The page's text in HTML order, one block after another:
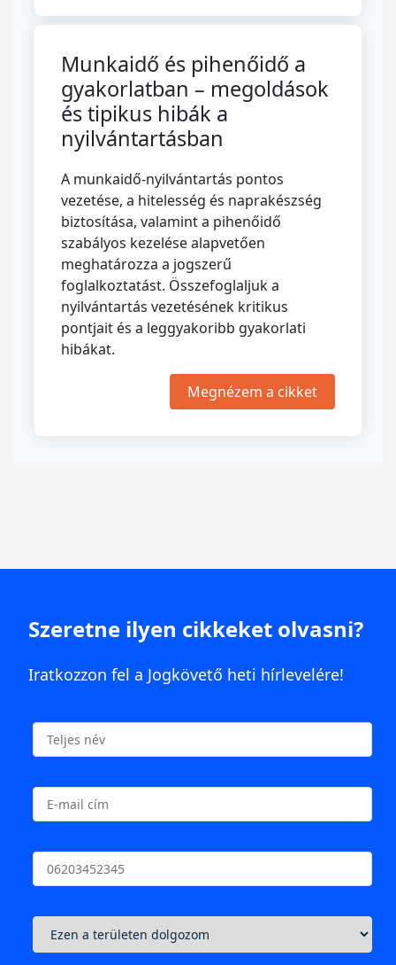
Munkaidő és pihenőidő a
gyakorlatban – megoldások
és tipikus hibák a
nyilvántartásban
A munkaidő-nyilvántartás pontos
vezetése, a hitelesség és naprakészség
biztosítása, valamint a pihenőidő
szabályos kezelése alapvetően
meghatározza a jogszerű
foglalkoztatást. Összefoglaljuk a
nyilvántartás vezetésének kritikus
pontjait és a leggyakoribb gyakorlati
hibákat.
Megnézem a cikket
Szeretne ilyen cikkeket olvasni?
Iratkozzon fel a Jogkövető heti hírlevelére!